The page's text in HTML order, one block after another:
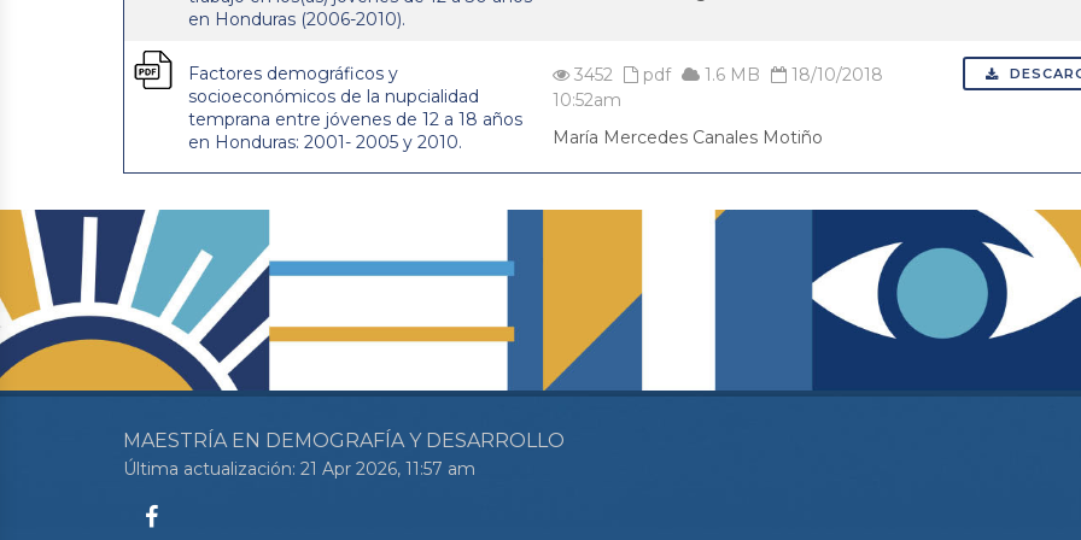
en Honduras (2006-2010).
Factores demográficos y
socioeconómicos de la nupcialidad
temprana entre jóvenes de 12 a 18 años
en Honduras: 2001- 2005 y 2010.
3452 pdf 1.6 MB
18/10/2018
10:52am
María Mercedes Canales Motiño
MAESTRÍA EN DEMOGRAFÍA Y DESARROLLO
Última actualización: 21 Apr 2026, 11:57 am